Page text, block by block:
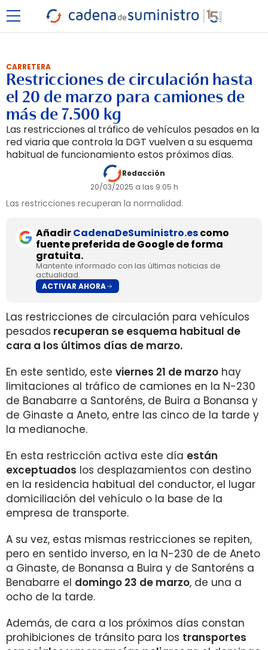
CARRETERA
Restricciones de circulación hasta
el 20 de marzo para camiones de
más de 7.500 kg
Las restricciones al tráfico de vehículos pesados en la
red viaria que controla la DGT vuelven a su esquema
habitual de funcionamiento estos próximos días.
Redacción
20/03/2025 a las 9:05 h
Las restricciones recuperan la normalidad.
AñadirCadenaDeSuministro.escomo
fuente preferida de Google de forma
gratuita.
Mantente informado con las últimas noticias de
actualidad.
ACTIVAR AHORA
Las restricciones de circulación para vehículos
pesados recuperan se esquema habitual de
cara a los últimos días de marzo.
En este sentido, este viernes 21 de marzo hay
limitaciones al tráfico de camiones en la N-230
de Banabarre a Santoréns, de Buira a Bonansa y
de Ginaste a Aneto, entre las cinco de la tarde y
la medianoche.
En esta restricción activa este día están
exceptuados los desplazamientos con destino
en la residencia habitual del conductor, el lugar
domiciliación del vehículo o la base de la
empresa de transporte.
A su vez, estas mismas restricciones se repiten,
pero en sentido inverso, en la N-230 de de Aneto
a Ginaste, de Bonansa a Buira y de Santoréns a
Benabarre el domingo 23 de marzo, de una a
ocho de la tarde.
Además, de cara a los próximos días constan
prohibiciones de tránsito para los transportes